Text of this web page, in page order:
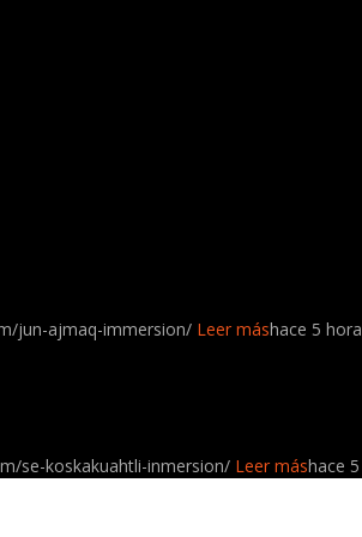
jun-ajmaq-immersion/ Leer máshace 5
se-koskakuahtli-inmersion/ Leer máshace